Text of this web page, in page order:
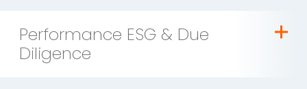
Performance ESG & Due
Diligence